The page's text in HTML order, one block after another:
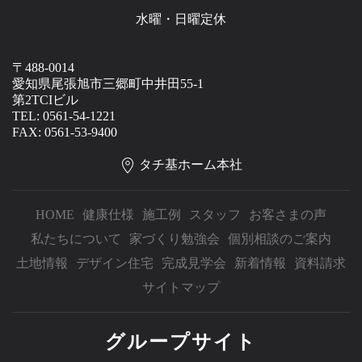
水曜・日曜定休
〒488-0014
愛知県尾張旭市三郷町中井田55-1
第2TCIビル
TEL: 0561-54-1221
FAX: 0561-53-9400
タチ基ホーム本社
HOME 健康仕様 施工例 スタッフ
お客さまの声
私たちについて
家づくり勉強会
個別相談のご案内
土地情報
デザイン住宅 完成見学会 新着情報
資料請求
サイトマップ
グループサイト